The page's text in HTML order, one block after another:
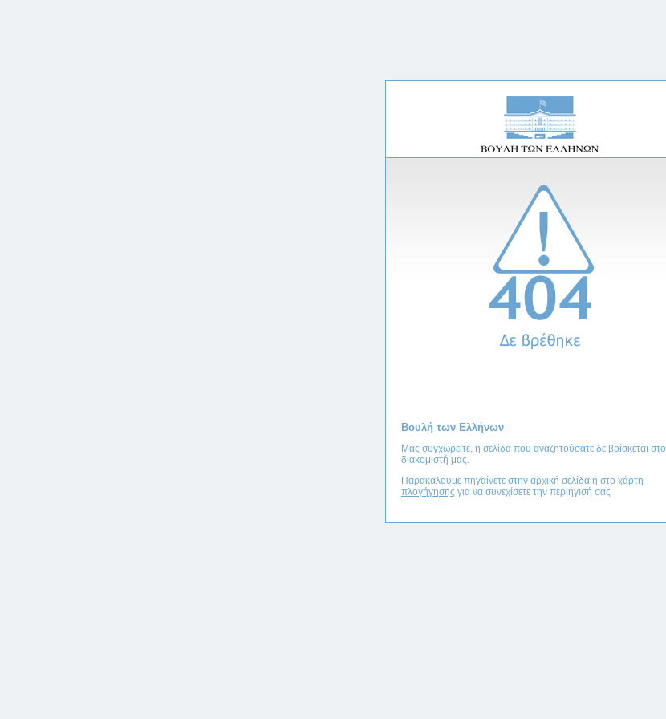
Βουλή των Ελλήνων
Μας συγχωρείτε, η σελίδα που αναζητούσατε δε βρίσκεται στο
διακομιστή μας.
Παρακαλούμε πηγαίνετε στην αρχική σελίδα ή στο χάρτη
πλογήγησης για να συνεχίσετε την περιήγισή σας